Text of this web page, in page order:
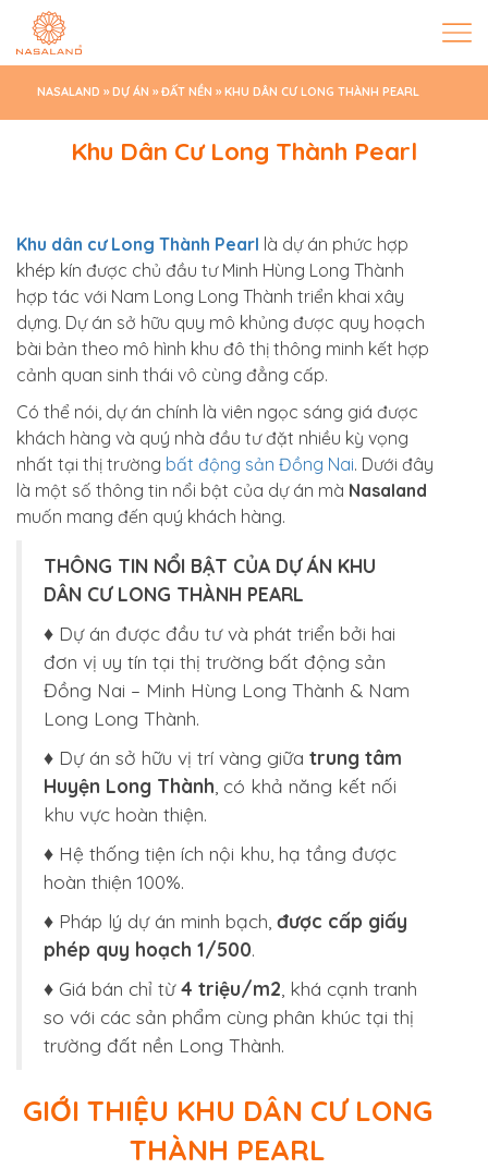
NASALAND »DỰ ÁN »ĐẤT NỀN »KHU DÂN CƯ LONG THÀNH PEARL
Khu Dân Cư Long Thành Pearl
Khu dân cư Long Thành Pearl là dự án phức hợp
khép kín được chủ đầu tư Minh Hùng Long Thành
hợp tác với Nam Long Long Thành triển khai xây
dựng. Dự án sở hữu quy mô khủng được quy hoạch
bài bản theo mô hình khu đô thị thông minh kết hợp
cảnh quan sinh thái vô cùng đẳng cấp.
Có thể nói, dự án chính là viên ngọc sáng giá được
khách hàng và quý nhà đầu tư đặt nhiều kỳ vọng
nhất tại thị trường bất động sản Đồng Nai. Dưới đây
là một số thông tin nổi bật của dự án mà Nasaland
muốn mang đến quý khách hàng.
THÔNG TIN NỔI BẬT CỦA DỰ ÁN KHU
DÂN CƯ LONG THÀNH PEARL
♦ Dự án được đầu tư và phát triển bởi hai
đơn vị uy tín tại thị trường bất động sản
Đồng Nai – Minh Hùng Long Thành & Nam
Long Long Thành.
♦ Dự án sở hữu vị trí vàng giữa trung tâm
Huyện Long Thành , có khả năng kết nối
khu vực hoàn thiện.
♦ Hệ thống tiện ích nội khu, hạ tầng được
hoàn thiện 100%.
♦ Pháp lý dự án minh bạch, được cấp giấy
phép quy hoạch 1/500.
♦ Giá bán chỉ từ4 triệu/m2 , khá cạnh tranh
so với các sản phẩm cùng phân khúc tại thị
trường đất nền Long Thành.
GIỚI THIỆU KHU DÂN CƯ LONG
THÀNH PEARL